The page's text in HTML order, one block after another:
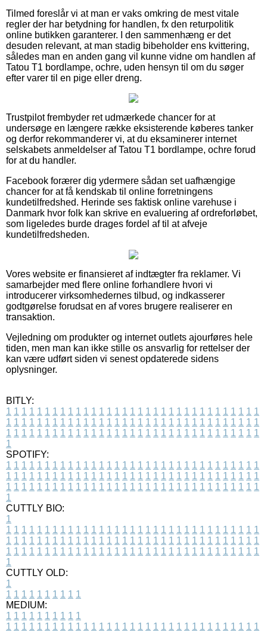
Tilmed foreslår vi at man er vaks omkring de mest vitale
regler der har betydning for handlen, fx den returpolitik
online butikken garanterer. I den sammenhæng er det
desuden relevant, at man stadig bibeholder ens kvittering,
således man en anden gang vil kunne vidne om handlen af
Tatou T1 bordlampe, ochre, uden hensyn til om du søger
efter varer til en pige eller dreng.
Trustpilot frembyder ret udmærkede chancer for at
undersøge en længere række eksisterende køberes tanker
og derfor rekommanderer vi, at du eksaminerer internet
selskabets anmeldelser af Tatou T1 bordlampe, ochre forud
for at du handler.
Facebook forærer dig ydermere sådan set uafhængige
chancer for at få kendskab til online forretningens
kundetilfredshed. Herinde ses faktisk online varehuse i
Danmark hvor folk kan skrive en evaluering af ordreforløbet,
som ligeledes burde drages fordel af til at afveje
kundetilfredsheden.
Vores website er finansieret af indtægter fra reklamer. Vi
samarbejder med flere online forhandlere hvori vi
introducerer virksomhedernes tilbud, og indkasserer
godtgørelse forudsat en af vores brugere realiserer en
transaktion.
Vejledning om produkter og internet outlets ajourføres hele
tiden, men man kan ikke stille os ansvarlig for rettelser der
kan være udført siden vi senest opdaterede sidens
oplysninger.
BITLY:
1 1 1 1 1 1 1 1 1 1 1 1 1 1 1 1 1 1 1 1 1 1 1 1 1 1 1 1 1 1 1 1 1
1 1 1 1 1 1 1 1 1 1 1 1 1 1 1 1 1 1 1 1 1 1 1 1 1 1 1 1 1 1 1 1 1
1 1 1 1 1 1 1 1 1 1 1 1 1 1 1 1 1 1 1 1 1 1 1 1 1 1 1 1 1 1 1 1 1
1
SPOTIFY:
1 1 1 1 1 1 1 1 1 1 1 1 1 1 1 1 1 1 1 1 1 1 1 1 1 1 1 1 1 1 1 1 1
1 1 1 1 1 1 1 1 1 1 1 1 1 1 1 1 1 1 1 1 1 1 1 1 1 1 1 1 1 1 1 1 1
1 1 1 1 1 1 1 1 1 1 1 1 1 1 1 1 1 1 1 1 1 1 1 1 1 1 1 1 1 1 1 1 1
1
CUTTLY BIO:
1
1 1 1 1 1 1 1 1 1 1 1 1 1 1 1 1 1 1 1 1 1 1 1 1 1 1 1 1 1 1 1 1 1
1 1 1 1 1 1 1 1 1 1 1 1 1 1 1 1 1 1 1 1 1 1 1 1 1 1 1 1 1 1 1 1 1
1 1 1 1 1 1 1 1 1 1 1 1 1 1 1 1 1 1 1 1 1 1 1 1 1 1 1 1 1 1 1 1 1
1
CUTTLY OLD:
1
1 1 1 1 1 1 1 1 1 1
MEDIUM:
1 1 1 1 1 1 1 1 1 1
1 1 1 1 1 1 1 1 1 1 1 1 1 1 1 1 1 1 1 1 1 1 1 1 1 1 1 1 1 1 1 1 1